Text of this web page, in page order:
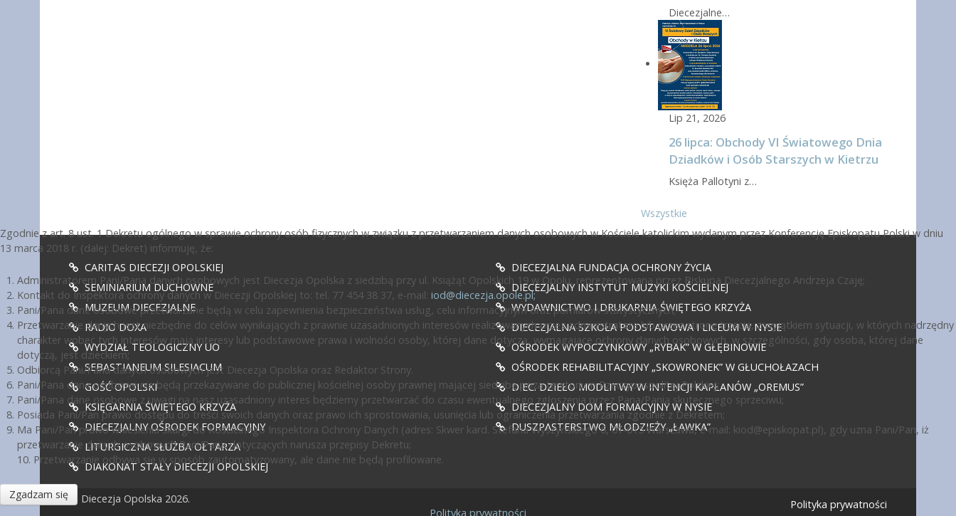
Diecezjalne…
Lip 21, 2026
26 lipca: Obchody VI Światowego Dnia
Dziadków i Osób Starszych w Kietrzu
Księża Pallotyni z…
Wszystkie
CARITAS DIECEZJI OPOLSKIEJ
SEMINIARIUM DUCHOWNE
MUZEUM DIECEZJALNE
RADIO DOXA
WYDZIAŁ TEOLOGICZNY UO
SEBASTIANEUM SILESIACUM
GOŚĆ OPOLSKI
KSIĘGARNIA ŚWIĘTEGO KRZYŻA
DIECEZJALNY OŚRODEK FORMACYJNY
LITURGICZNA SŁUŻBA OŁTARZA
DIAKONAT STAŁY DIECEZJI OPOLSKIEJ
DIECEZJALNA FUNDACJA OCHRONY ŻYCIA
DIECEZJALNY INSTYTUT MUZYKI KOŚCIELNEJ
WYDAWNICTWO I DRUKARNIA ŚWIĘTEGO KRZYŻA
DIECEZJALNA SZKOŁA PODSTAWOWA I LICEUM W NYSIE
OŚRODEK WYPOCZYNKOWY „RYBAK” W GŁĘBINOWIE
OŚRODEK REHABILITACYJNY „SKOWRONEK” W GŁUCHOŁAZACH
DIEC. DZIEŁO MODLITWY W INTENCJI KAPŁANÓW „OREMUS”
DIECEZJALNY DOM FORMACYJNY W NYSIE
DUSZPASTERSTWO MŁODZIEŻY „ŁAWKA”
© Diecezja Opolska 2026. Polityka prywatności
Zgodnie z art. 8 ust. 1 Dekretu ogólnego w sprawie ochrony osób fizycznych w związku z przetwarzaniem danych osobowych w Kościele katolickim wydanym przez Konferencję Episkopatu Polski w dniu
13 marca 2018 r. (dalej: Dekret) informuję, że:
Administratorem Pani/Pana danych osobowych jest Diecezja Opolska z siedzibą przy ul. Książąt Opolskich 19 w Opolu, reprezentowana przez Biskupa Diecezjalnego Andrzeja Czaję;
Kontakt do Inspektora ochrony danych w Diecezji Opolskiej to: tel. 77 454 38 37, e-mail: iod@diecezja.opole.pl;
Pani/Pana dane osobowe przetwarzane będą w celu zapewnienia bezpieczeństwa usług, celu informacyjnym oraz pomiarów statystycznych;
Przetwarzanie danych jest niezbędne do celów wynikających z prawnie uzasadnionych interesów realizowanych przez administratora lub przez stronę trzecią, z wyjątkiem sytuacji, w których nadrzędny
charakter wobec tych interesów mają interesy lub podstawowe prawa i wolności osoby, której dane dotyczą, wymagające ochrony danych osobowych, w szczególności, gdy osoba, której dane
dotyczą, jest dzieckiem;
Odbiorcą Pani/Pana danych osobowych jest Diecezja Opolska oraz Redaktor Strony.
Pani/Pana dane osobowe nie będą przekazywane do publicznej kościelnej osoby prawnej mającej siedzibę poza terytorium Rzeczypospolitej Polskiej;
Pani/Pana dane osobowe z uwagi na nasz uzasadniony interes będziemy przetwarzać do czasu ewentualnego zgłoszenia przez Pana/Panią skutecznego sprzeciwu;
Posiada Pani/Pan prawo dostępu do treści swoich danych oraz prawo ich sprostowania, usunięcia lub ograniczenia przetwarzania zgodnie z Dekretem;
Ma Pani/Pan prawo wniesienia skargi do Kościelnego Inspektora Ochrony Danych (adres: Skwer kard. Stefana Wyszyńskiego 6, 01-015 Warszawa, e-mail: kiod@episkopat.pl), gdy uzna Pani/Pan, iż
przetwarzanie danych osobowych Pani/Pana dotyczących narusza przepisy Dekretu;
10. Przetwarzanie odbywa się w sposób zautomatyzowany, ale dane nie będą profilowane.
Zgadzam się
Polityka prywatności